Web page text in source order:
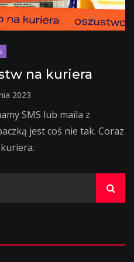
na kuriera
2023
SMS lub maila z
jest coś nie tak. Coraz